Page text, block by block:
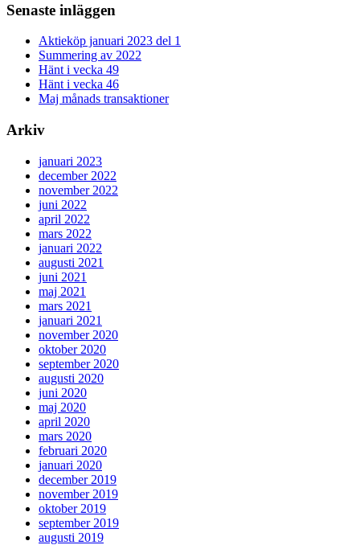
Senaste inläggen
Aktieköp januari 2023 del 1
Summering av 2022
Hänt i vecka 49
Hänt i vecka 46
Maj månads transaktioner
Arkiv
januari 2023
december 2022
november 2022
juni 2022
april 2022
mars 2022
januari 2022
augusti 2021
juni 2021
maj 2021
mars 2021
januari 2021
november 2020
oktober 2020
september 2020
augusti 2020
juni 2020
maj 2020
april 2020
mars 2020
februari 2020
januari 2020
december 2019
november 2019
oktober 2019
september 2019
augusti 2019